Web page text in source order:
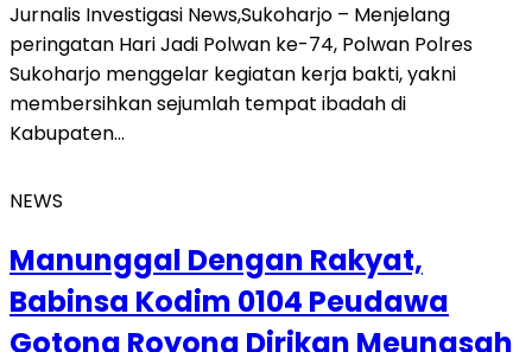
Jurnalis Investigasi News,Sukoharjo – Menjelang
peringatan Hari Jadi Polwan ke-74, Polwan Polres
Sukoharjo menggelar kegiatan kerja bakti, yakni
membersihkan sejumlah tempat ibadah di
Kabupaten…
NEWS
Manunggal Dengan Rakyat,
Babinsa Kodim 0104 Peudawa
Gotong Royong Dirikan Meunasah